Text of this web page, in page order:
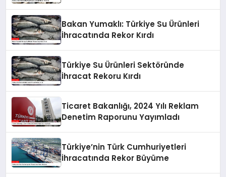
Bakan Yumaklı: Türkiye Su Ürünleri
İhracatında Rekor Kırdı
Türkiye Su Ürünleri Sektöründe
İhracat Rekoru Kırdı
Ticaret Bakanlığı, 2024 Yılı Reklam
Denetim Raporunu Yayımladı
Türkiye’nin Türk Cumhuriyetleri
İhracatında Rekor Büyüme